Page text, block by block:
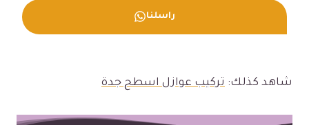
راسلنا
شاهد كذلك: تركيب عوازل اسطح جدة